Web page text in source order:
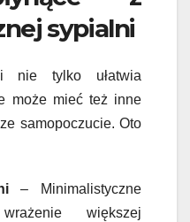
sypialni
nie tylko ułatwia
może mieć też inne
samopoczucie. Oto
– Minimalistyczne
większej